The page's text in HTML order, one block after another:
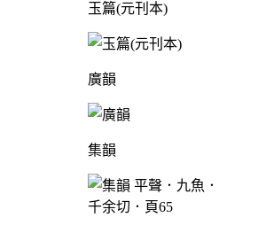
玉篇(元刊本)
廣韻
集韻